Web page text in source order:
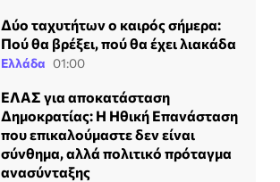
Δύο ταχυτήτων ο καιρός σήμερα:
Πού θα βρέξει, πού θα έχει λιακάδα
Ελλάδα 01:00
ΕΛΑΣ για αποκατάσταση
Δημοκρατίας: Η Ηθική Επανάσταση
που επικαλούμαστε δεν είναι
σύνθημα, αλλά πολιτικό πρόταγμα
ανασύνταξης